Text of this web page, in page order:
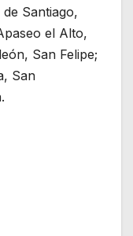
Santiago,
el Alto,
San Felipe;
San